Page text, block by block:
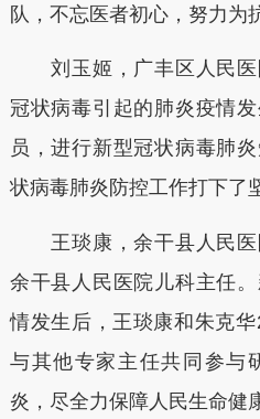
队，不忘医者初心，努力为
刘玉姬，广丰区人民医
冠状病毒引起的肺炎疫情
员，进行新型冠状病毒肺
状病毒肺炎防控工作打下了
王琰康，余干县人民医
余干县人民医院儿科主任
情发生后，王琰康和朱克
与其他专家主任共同参与
炎，尽全力保障人民生命健